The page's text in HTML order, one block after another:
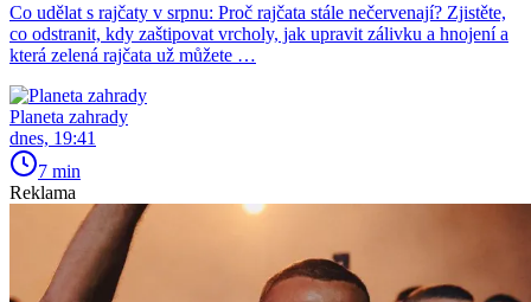
Co udělat s rajčaty v srpnu: Proč rajčata stále nečervenají? Zjistěte,
co odstranit, kdy zaštipovat vrcholy, jak upravit zálivku a hnojení a
která zelená rajčata už můžete …
Planeta zahrady
dnes, 19:41
7 min
Reklama